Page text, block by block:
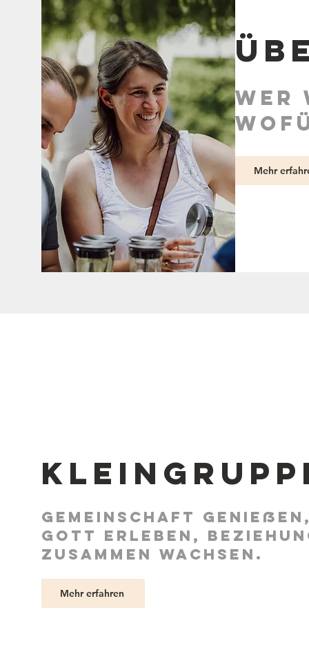
Wer
Mehr
Gemeinschaft
Gott erleben,
zusammen wachsen.
Mehr erfahren